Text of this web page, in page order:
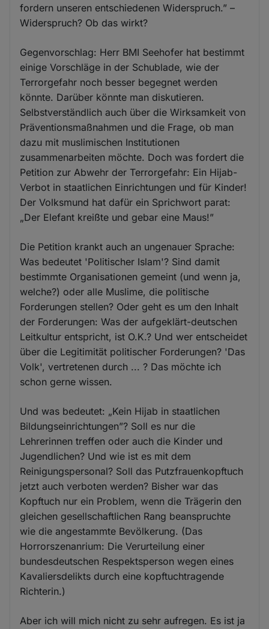
fordern unseren entschiedenen Widerspruch.” –
Widerspruch? Ob das wirkt?
Gegenvorschlag: Herr BMI Seehofer hat bestimmt
einige Vorschläge in der Schublade, wie der
Terrorgefahr noch besser begegnet werden
könnte. Darüber könnte man diskutieren.
Selbstverständlich auch über die Wirksamkeit von
Präventionsmaßnahmen und die Frage, ob man
dazu mit muslimischen Institutionen
zusammenarbeiten möchte. Doch was fordert die
Petition zur Abwehr der Terrorgefahr: Ein Hijab-
Verbot in staatlichen Einrichtungen und für Kinder!
Der Volksmund hat dafür ein Sprichwort parat:
„Der Elefant kreißte und gebar eine Maus!”
Die Petition krankt auch an ungenauer Sprache:
Was bedeutet 'Politischer Islam'? Sind damit
bestimmte Organisationen gemeint (und wenn ja,
welche?) oder alle Muslime, die politische
Forderungen stellen? Oder geht es um den Inhalt
der Forderungen: Was der aufgeklärt-deutschen
Leitkultur entspricht, ist O.K.? Und wer entscheidet
über die Legitimität politischer Forderungen? 'Das
Volk', vertretenen durch ... ? Das möchte ich
schon gerne wissen.
Und was bedeutet: „Kein Hijab in staatlichen
Bildungseinrichtungen”? Soll es nur die
Lehrerinnen treffen oder auch die Kinder und
Jugendlichen? Und wie ist es mit dem
Reinigungspersonal? Soll das Putzfrauenkopftuch
jetzt auch verboten werden? Bisher war das
Kopftuch nur ein Problem, wenn die Trägerin den
gleichen gesellschaftlichen Rang beanspruchte
wie die angestammte Bevölkerung. (Das
Horrorszenanrium: Die Verurteilung einer
bundesdeutschen Respektsperson wegen eines
Kavaliersdelikts durch eine kopftuchtragende
Richterin.)
Aber ich will mich nicht zu sehr aufregen. Es ist ja